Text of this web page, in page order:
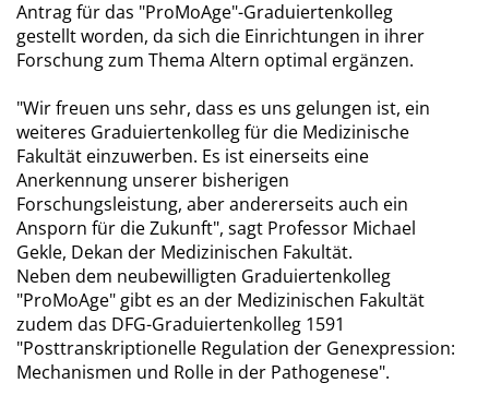
Antrag für das "ProMoAge"-Graduiertenkolleg
gestellt worden, da sich die Einrichtungen in ihrer
Forschung zum Thema Altern optimal ergänzen.
"Wir freuen uns sehr, dass es uns gelungen ist, ein
weiteres Graduiertenkolleg für die Medizinische
Fakultät einzuwerben. Es ist einerseits eine
Anerkennung unserer bisherigen
Forschungsleistung, aber andererseits auch ein
Ansporn für die Zukunft", sagt Professor Michael
Gekle, Dekan der Medizinischen Fakultät.
Neben dem neubewilligten Graduiertenkolleg
"ProMoAge" gibt es an der Medizinischen Fakultät
zudem das DFG-Graduiertenkolleg 1591
"Posttranskriptionelle Regulation der Genexpression:
Mechanismen und Rolle in der Pathogenese".